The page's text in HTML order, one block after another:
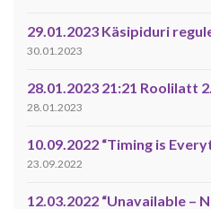
29.01.2023 Käsipiduri
30.01.2023
28.01.2023 21:21 Roolilatt
28.01.2023
10.09.2022 “Timing is
23.09.2022
12.03.2022 “Unavailable –